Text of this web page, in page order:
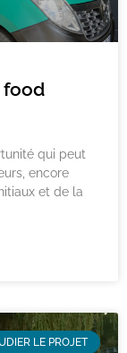
food
qui peut
encore
et de la
LE PROJET